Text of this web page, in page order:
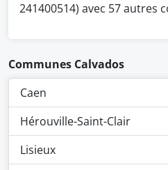
241400514) avec 57 autres
Communes Calvados
Caen
Hérouville-Saint-Clair
Lisieux